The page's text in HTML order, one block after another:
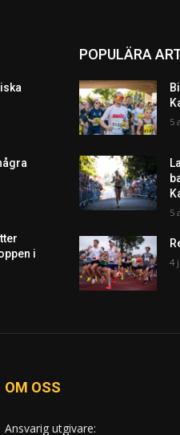
i
POPULÄRA
5
5
4
OM OSS
Ansvarig utgivare: